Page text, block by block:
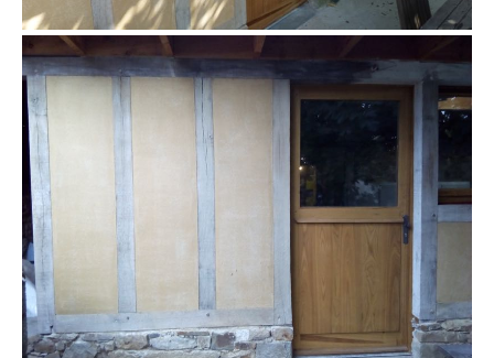
colombage enduit extérieur